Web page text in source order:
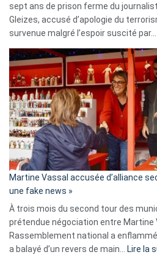
sept ans de prison ferme du
Gleizes, accusé d’apologie du
survenue malgré l’espoir suscité par…
Martine Vassal accusée d’alliance
une fake news »
À trois mois du second tour des
prétendue négociation entre Martine
Rassemblement national a
a balayé d’un revers de main… Lire la